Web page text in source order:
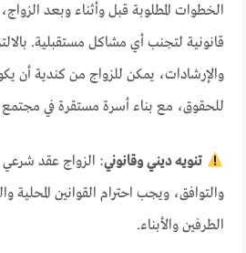
الخطوات المطلوبة قبل وأثناء وبعد
قانونية لتجنب أي مشاكل مستقبلية.
والإرشادات، يمكن للزواج من كندية أن
للحقوق، مع بناء أسرة مستقرة في
تنويه ديني وقانوني: الزواج عقد
والتوافق، ويجب احترام القوانين المحلية
الطرفين والأبناء.